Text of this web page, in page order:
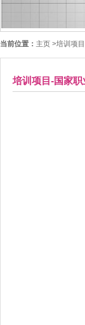
当前位置： 主页 >培训项
培训项目-国家职